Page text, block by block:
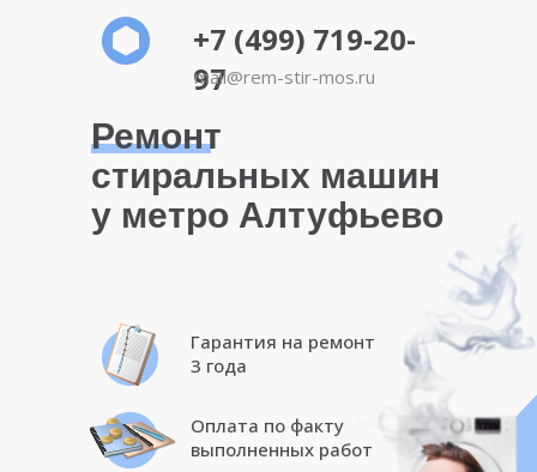
Ремонт
стиральных машин
у метро Алтуфьево
Гарантия на ремонт
3 года
Оплата по факту
выполненных работ
+7 (499) 719-20-
97
mail@rem-stir-mos.ru